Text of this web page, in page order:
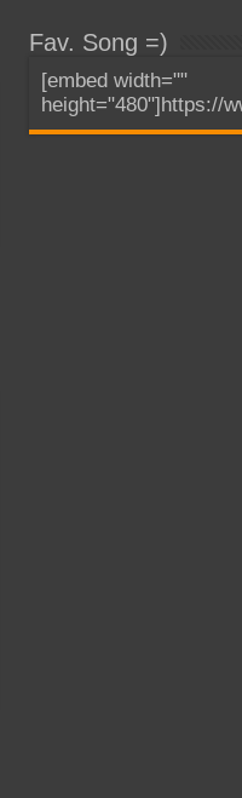
Fav. Song =)
[embed width=""
height="480"]https://